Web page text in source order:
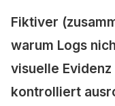
Fiktiver
warum Logs
visuelle
kontrolliert